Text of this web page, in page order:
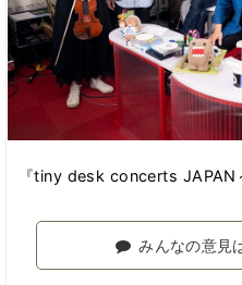
『tiny desk concerts JAPAN
みんなの意見